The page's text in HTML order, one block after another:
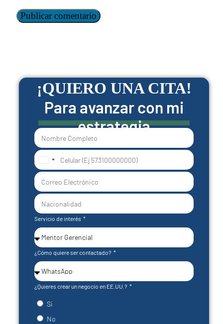
¡QUIERO UNA CITA!
Para avanzar con mi
estrategia
United
States
+1
Servicio de interés
¿Cómo quiere ser contactado?
¿Quieres crear un negocio en EE.UU.?
Si
No